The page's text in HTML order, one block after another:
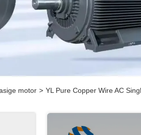
motor > YL Pure Copper Wire AC